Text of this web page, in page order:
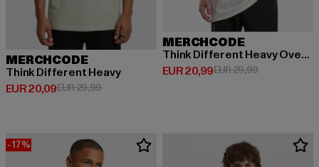
MERCHCODE
Think Different Heavy
EUR 20,09
Derzeitiger Preis: EUR 20,09
EUR 29,99Aktionspreis: EUR 29,99
MERCHCODE
Think Different Heavy Oversized Tee
EUR 20,99
Derzeitiger Preis: EUR 20,99
EUR 29,99Aktionspreis:
-17%